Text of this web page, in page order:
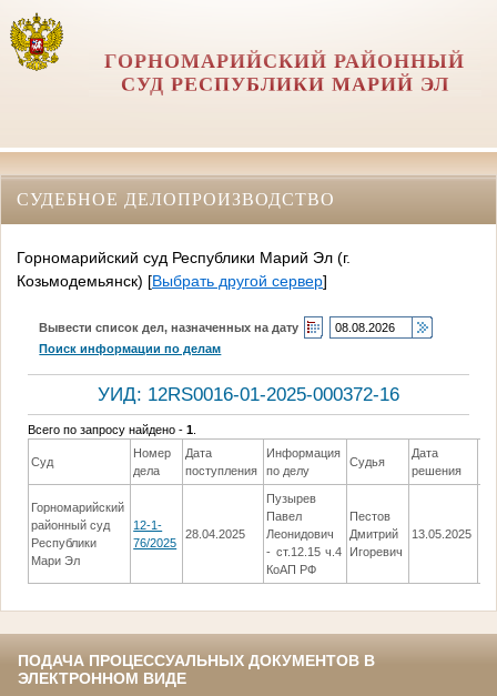
ГОРНОМАРИЙСКИЙ РАЙОННЫЙ
СУД РЕСПУБЛИКИ МАРИЙ ЭЛ
СУДЕБНОЕ ДЕЛОПРОИЗВОДСТВО
Горномарийский суд Республики Марий Эл (г.
Козьмодемьянск) [Выбрать другой сервер]
Вывести список дел, назначенных на дату
Поиск информации по делам
УИД: 12RS0016-01-2025-000372-16
Всего по запросу найдено -1
Суд
Номер
дела
Дата
поступления
Информация
по делу
Судья
Дата
решения
Горномарийский
районный суд
Республики
Мари Эл
12-1-
76/2025
28.04.2025
Пузырев
Павел
Леонидович
- ст.12.15 ч.4
КоАП РФ
Пестов
Дмитрий
Игоревич
13.05.2025
ПОДАЧА ПРОЦЕССУАЛЬНЫХ ДОКУМЕНТОВ В
ЭЛЕКТРОННОМ ВИДЕ